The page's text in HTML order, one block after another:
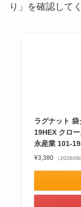
り」を確認して
ラグナット
19HEX クロ
永産業 101-
¥3,380 （2026/